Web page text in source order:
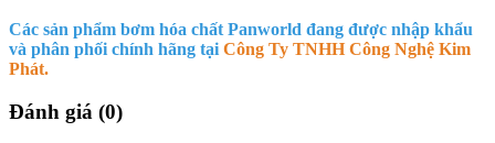
Các sản phẩm bơm hóa chất Panworld đang được nhập khẩu
và phân phối chính hãng tạiCông Ty TNHH Công Nghệ Kim
Phát.
Đánh giá (0)